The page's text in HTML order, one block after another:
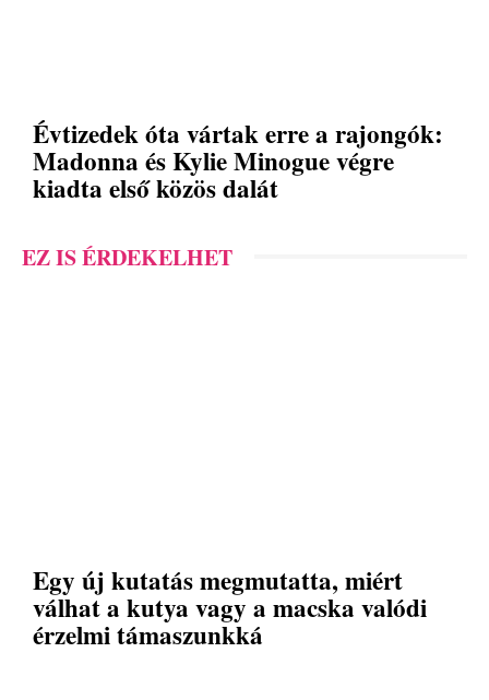
Évtizedek óta vártak erre a rajongók:
Madonna és Kylie Minogue végre
kiadta első közös dalát
EZ IS ÉRDEKELHET
Egy új kutatás megmutatta, miért
válhat a kutya vagy a macska valódi
érzelmi támaszunkká